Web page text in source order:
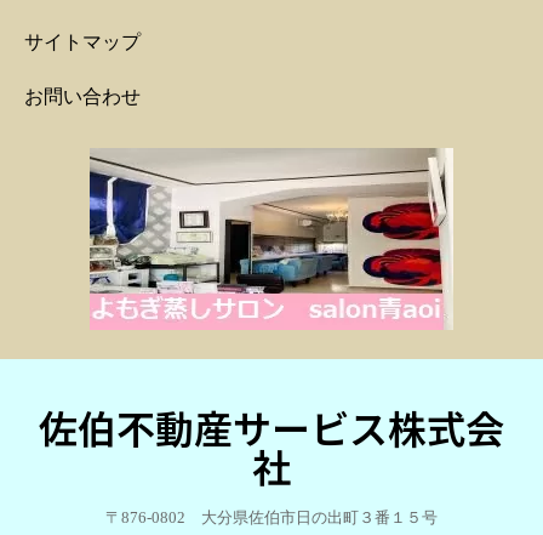
サイトマップ
お問い合わせ
佐伯不動産サービス株式会
社
〒876-0802 大分県佐伯市日の出町３番１５号